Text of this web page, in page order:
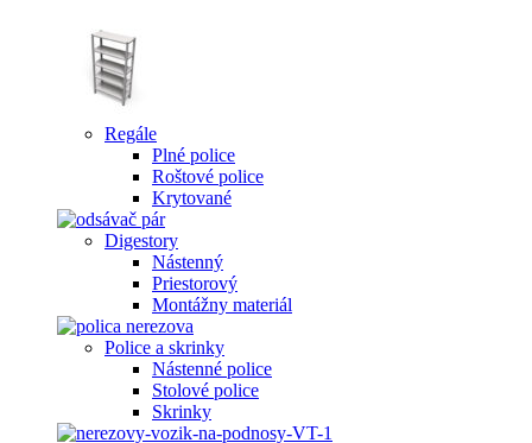
Regále
Plné police
Roštové police
Krytované
Digestory
Nástenný
Priestorový
Montážny materiál
Police a skrinky
Nástenné police
Stolové police
Skrinky